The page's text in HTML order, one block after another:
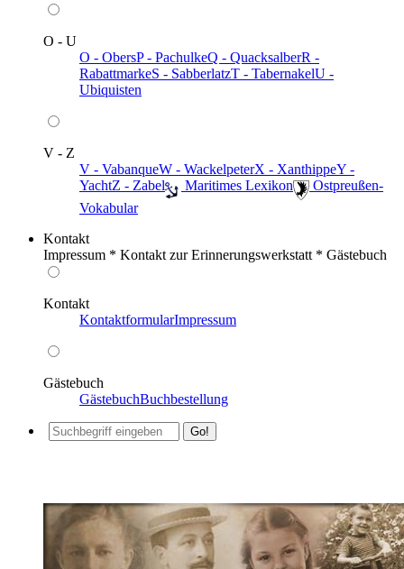
O - U
O - ObersP - PachulkeQ - QuacksalberR -
RabattmarkeS - SabberlatzT - TabernakelU -
Ubiquisten
V - Z
V - VabanqueW - WackelpeterX - XanthippeY -
YachtZ - Zabel ️ Maritimes Lexikon
️ Ostpreußen-
Vokabular
Kontakt
Impressum * Kontakt zur Erinnerungswerkstatt * Gästebuch
Kontakt
KontaktformularImpressum
Gästebuch
GästebuchBuchbestellung